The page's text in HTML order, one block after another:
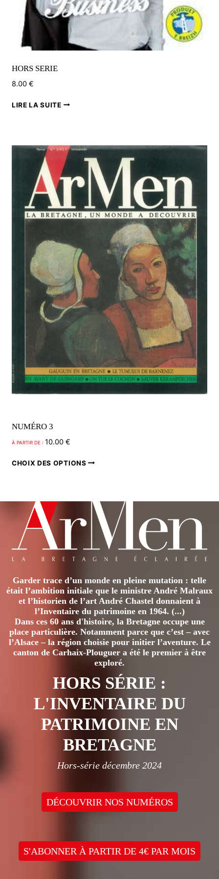
HORS SERIE
8.00 €
LIRE LA SUITE
NUMÉRO 3
À PARTIR DE : 10.00 €
CHOIX DES OPTIONS
plusieurs
variations.
Les
options
peuvent
choisies
sur
la
page
du
produit
Garder trace d’un monde en pleine mutation : telle
était l’ambition initiale que le ministre André Malraux
et l’historien de l’art André Chastel donnaient à
l’Inventaire du patrimoine en 1964. (...)
Dans ces 60 ans d'histoire, la Bretagne occupe une
place particulière. Notamment parce que c’est – avec
l’Alsace – la région choisie pour initier l’aventure. Le
canton de Carhaix-Plouguer a été le premier à être
exploré.
HORS SÉRIE :
L'INVENTAIRE DU
PATRIMOINE EN
BRETAGNE
Hors-série décembre 2024
DÉCOUVRIR NOS NUMÉROS
S'ABONNER À PARTIR DE 4€ PAR MOIS